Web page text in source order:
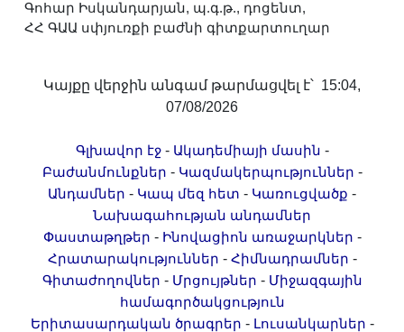
Գոհար Իսկանդարյան, պ.գ.թ., դոցենտ,
ՀՀ ԳԱԱ սփյուռքի բաժնի գիտքարտուղար
Կայքը վերջին անգամ թարմացվել է՝ 15:04,
07/08/2026
Գլխավոր էջ- Ակադեմիայի մասին -
Բաժանմունքներ - Կազմակերպություններ -
Անդամներ - Կապ մեզ հետ - Կառուցվածք -
Նախագահության անդամներ
Փաստաթղթեր - Ինովացիոն առաջարկներ -
Հրատարակություններ - Հիմնադրամներ -
Գիտաժողովներ - Մրցույթներ - Միջազգային
համագործակցություն
Երիտասարդական ծրագրեր - Լուսանկարներ -